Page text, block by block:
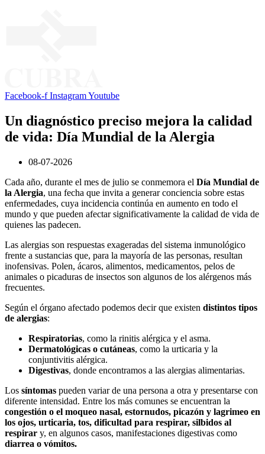
Facebook-f InstagramYoutube
Un diagnóstico preciso mejora la calidad
de vida: Día Mundial de la Alergia
08-07-2026
Cada año, durante el mes de julio se conmemora el Día Mundial de
la Alergia, una fecha que invita a generar conciencia sobre estas
enfermedades, cuya incidencia continúa en aumento en todo el
mundo y que pueden afectar significativamente la calidad de vida de
quienes las padecen.
Las alergias son respuestas exageradas del sistema inmunológico
frente a sustancias que, para la mayoría de las personas, resultan
inofensivas. Polen, ácaros, alimentos, medicamentos, pelos de
animales o picaduras de insectos son algunos de los alérgenos más
frecuentes.
Según el órgano afectado podemos decir que existen distintos tipos
de alergias:
Respiratorias, como la rinitis alérgica y el asma.
Dermatológicas o cutáneas, como la urticaria y la
conjuntivitis alérgica.
Digestivas, donde encontramos a las alergias alimentarias.
Los síntomas pueden variar de una persona a otra y presentarse con
diferente intensidad. Entre los más comunes se encuentran la
congestión o el moqueo nasal, estornudos, picazón y lagrimeo en
los ojos, urticaria, tos, dificultad para respirar, silbidos al
respirar y, en algunos casos, manifestaciones digestivas como
diarrea o vómitos.